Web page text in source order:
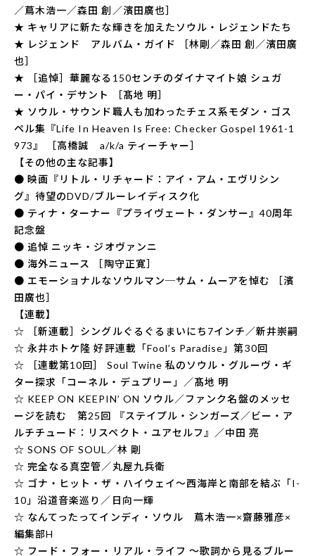
／蔦木浩一／森田 創／濱田廣也］
★ キャリアに新たな輝きを加えたソウル・レジェンドたち
★ レジェンド アルバム・ガイド ［林剛／森田 創／濱田廣
也］
★ ［追悼］華麗なる150センチのダイナマイト娘 シュガ
ー・パイ・デサント ［髙地 明］
★ ソウル・サウンド職人も加わったチェス系モダン・ゴス
ペル集『Life In Heaven Is Free: Checker Gospel 1961-1
973』 ［高橋誠 a/k/a ティーチャー］
【その他の主な記事】
● 映画『リトル・リチャード：アイ・アム・エヴリシン
グ』待望のDVD/ブルーレイディスク化
● ティナ・ターナー『プライヴェート・ダンサー』40周年
記念盤
● 追悼 ニッキ・ジオヴァンニ
● 海外ニュース ［陶守正寛］
● エモーショナルなソウルマン─サム・ムーアを悼む ［濱
田廣也］
【連載】
☆ ［新連載］シングルぐるぐるまいにち7インチ／新井崇嗣
☆ 永井ホトケ隆 好評連載「Fool’s Paradise」第30回
☆ ［連載第10回］ Soul Twine 私のソウル・グルーヴ・ギ
ター探求「コーネル・デュプリー」／髙地 明
☆ KEEP ON KEEPIN’ ON ソウル／ファンク名盤のメッセ
ージを読む 第25回 『ステイプル・シンガーズ／ビー・ア
ルチチュード：リスペクト・ユアセルフ』／中田 亮
☆ SONS OF SOUL／林 剛
☆ 完全なる真空管／丸屋九兵衛
☆ ゴナ・ヒット・ザ・ハイウェイ〜西海岸と南部を結ぶ「I-
10」沿道音楽巡り／日向一輝
☆ なんてったってインディ・ソウル 蔦木浩一×齋藤雅彦×
編集部H
☆ フード・フォー・リアル・ライフ 〜歌詞から見るブルー